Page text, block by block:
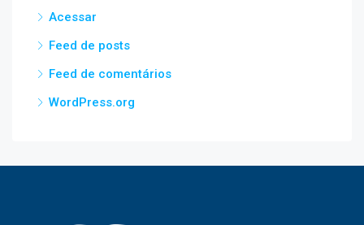
Acessar
Feed de posts
Feed de comentários
WordPress.org